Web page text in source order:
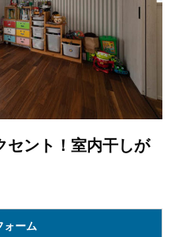
セント！室内干しが
ォーム